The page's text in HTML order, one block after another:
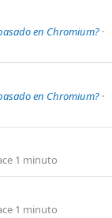
en Chromium?
en Chromium?
1 minuto
1 minuto